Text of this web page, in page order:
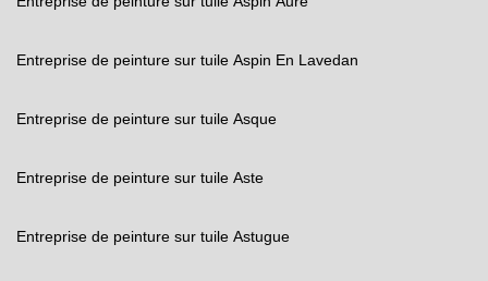
Entreprise de peinture sur tuile Aspin En Lavedan
Entreprise de peinture sur tuile Asque
Entreprise de peinture sur tuile Aste
Entreprise de peinture sur tuile Astugue